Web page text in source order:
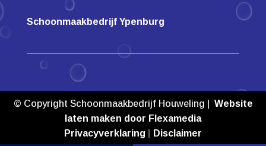
Schoonmaakbedrijf Ypenburg
© Copyright Schoonmaakbedrijf Houweling | Website
laten maken door Flexamedia
Privacyverklaring
Disclaimer